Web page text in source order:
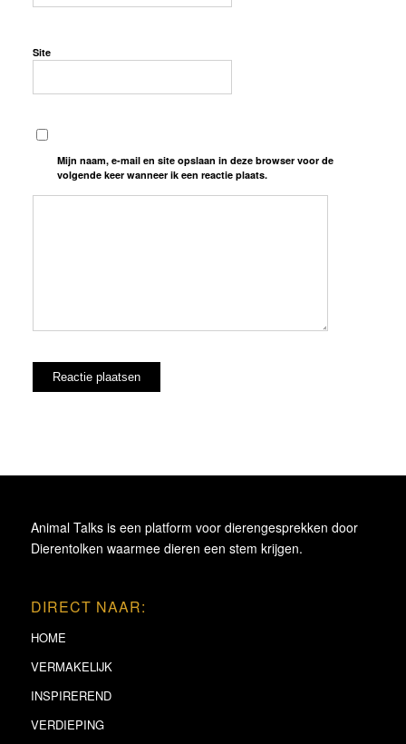
Site
Mijn naam, e-mail en site opslaan in deze browser voor de
volgende keer wanneer ik een reactie plaats.
Animal Talks is een platform voor dierengesprekken door
Dierentolken waarmee dieren een stem krijgen.
DIRECT NAAR:
HOME
VERMAKELIJK
INSPIREREND
VERDIEPING